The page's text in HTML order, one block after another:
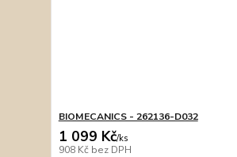
BIOMECANICS - 262136-D032
1 099 Kč/ks
908 Kč bez DPH